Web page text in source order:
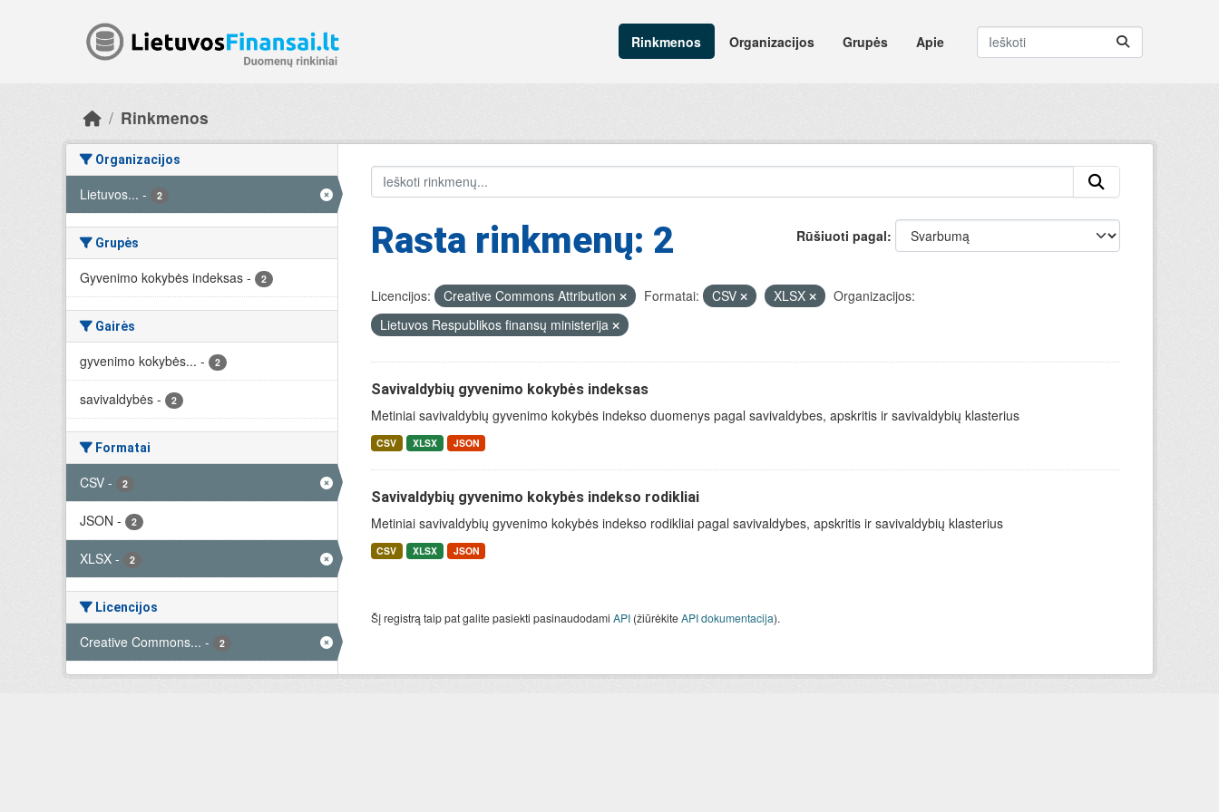
Rinkmenos
Organizacijos Grupės Apie
Rinkmenos
Organizacijos
Lietuvos... - 2
Grupės
Gyvenimo kokybės indeksas - 2
Gairės
gyvenimo kokybės... - 2
savivaldybės - 2
Formatai
CSV - 2
JSON - 2
XLSX - 2
Licencijos
Creative Commons... - 2
Rūšiuoti pagal
Rasta rinkmenų: 2
Licencijos: Creative Commons Attribution Formatai: CSV XLSX
Organizacijos:
Lietuvos Respublikos finansų ministerija
Savivaldybių gyvenimo kokybės indeksas
Metiniai savivaldybių gyvenimo kokybės indekso duomenys pagal savivaldybes, apskritis ir savivaldybių klasterius
CSV XLSX JSON
Savivaldybių gyvenimo kokybės indekso rodikliai
Metiniai savivaldybių gyvenimo kokybės indekso rodikliai pagal savivaldybes, apskritis ir savivaldybių klasterius
CSV XLSX JSON
Šį registrą taip pat galite pasiekti pasinaudodami API(žiūrėkiteAPI dokumentacija).